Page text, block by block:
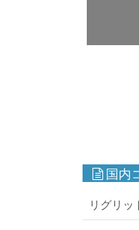
国内
リグリッ